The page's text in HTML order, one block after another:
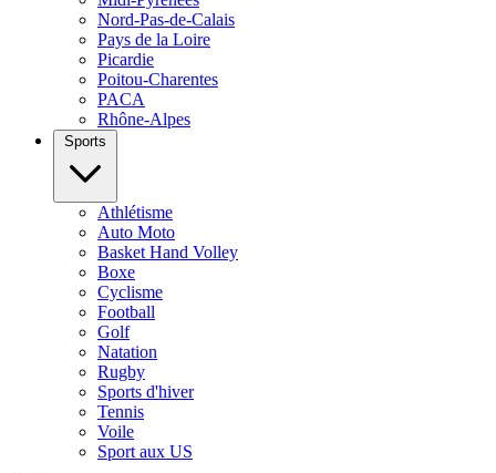
Nord-Pas-de-Calais
Pays de la Loire
Picardie
Poitou-Charentes
PACA
Rhône-Alpes
Sports
Athlétisme
Auto Moto
Basket Hand Volley
Boxe
Cyclisme
Football
Golf
Natation
Rugby
Sports d'hiver
Tennis
Voile
Sport aux US